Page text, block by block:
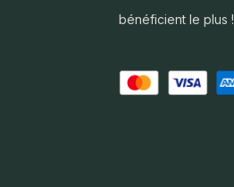
bénéficient le plus !